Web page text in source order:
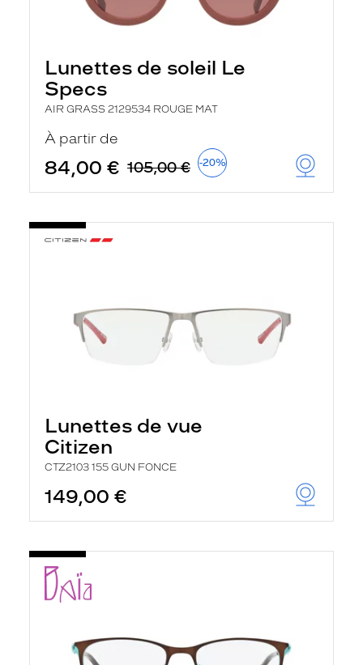
Lunettes de soleil Le
Specs
AIR GRASS 2129534 ROUGE MAT
À partir de
84,00 € 105,00 € -20%
Lunettes de vue
Citizen
CTZ2103 155 GUN FONCE
149,00 €